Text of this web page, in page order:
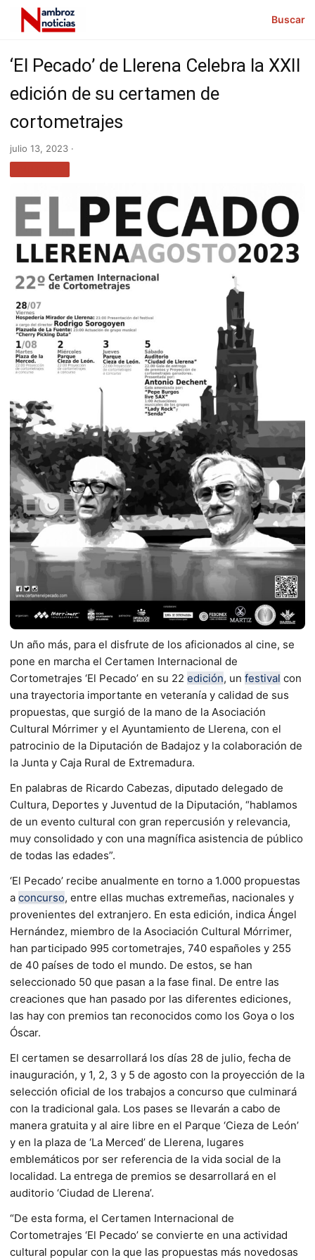
Buscar
‘El Pecado’ de Llerena Celebra la XXII
edición de su certamen de
cortometrajes
julio 13, 2023 ·
Un año más, para el disfrute de los aficionados al cine, se
pone en marcha el Certamen Internacional de
Cortometrajes ‘El Pecado’ en su 22 edición, un festival con
una trayectoria importante en veteranía y calidad de sus
propuestas, que surgió de la mano de la Asociación
Cultural Mórrimer y el Ayuntamiento de Llerena, con el
patrocinio de la Diputación de Badajoz y la colaboración de
la Junta y Caja Rural de Extremadura.
En palabras de Ricardo Cabezas, diputado delegado de
Cultura, Deportes y Juventud de la Diputación, “hablamos
de un evento cultural con gran repercusión y relevancia,
muy consolidado y con una magnífica asistencia de público
de todas las edades”.
‘El Pecado’ recibe anualmente en torno a 1.000 propuestas
a concurso, entre ellas muchas extremeñas, nacionales y
provenientes del extranjero. En esta edición, indica Ángel
Hernández, miembro de la Asociación Cultural Mórrimer,
han participado 995 cortometrajes, 740 españoles y 255
de 40 países de todo el mundo. De estos, se han
seleccionado 50 que pasan a la fase final. De entre las
creaciones que han pasado por las diferentes ediciones,
las hay con premios tan reconocidos como los Goya o los
Óscar.
El certamen se desarrollará los días 28 de julio, fecha de
inauguración, y 1, 2, 3 y 5 de agosto con la proyección de la
selección oficial de los trabajos a concurso que culminará
con la tradicional gala. Los pases se llevarán a cabo de
manera gratuita y al aire libre en el Parque ‘Cieza de León’
y en la plaza de ‘La Merced’ de Llerena, lugares
emblemáticos por ser referencia de la vida social de la
localidad. La entrega de premios se desarrollará en el
auditorio ‘Ciudad de Llerena’.
“De esta forma, el Certamen Internacional de
Cortometrajes ‘El Pecado’ se convierte en una actividad
cultural popular con la que las propuestas más novedosas